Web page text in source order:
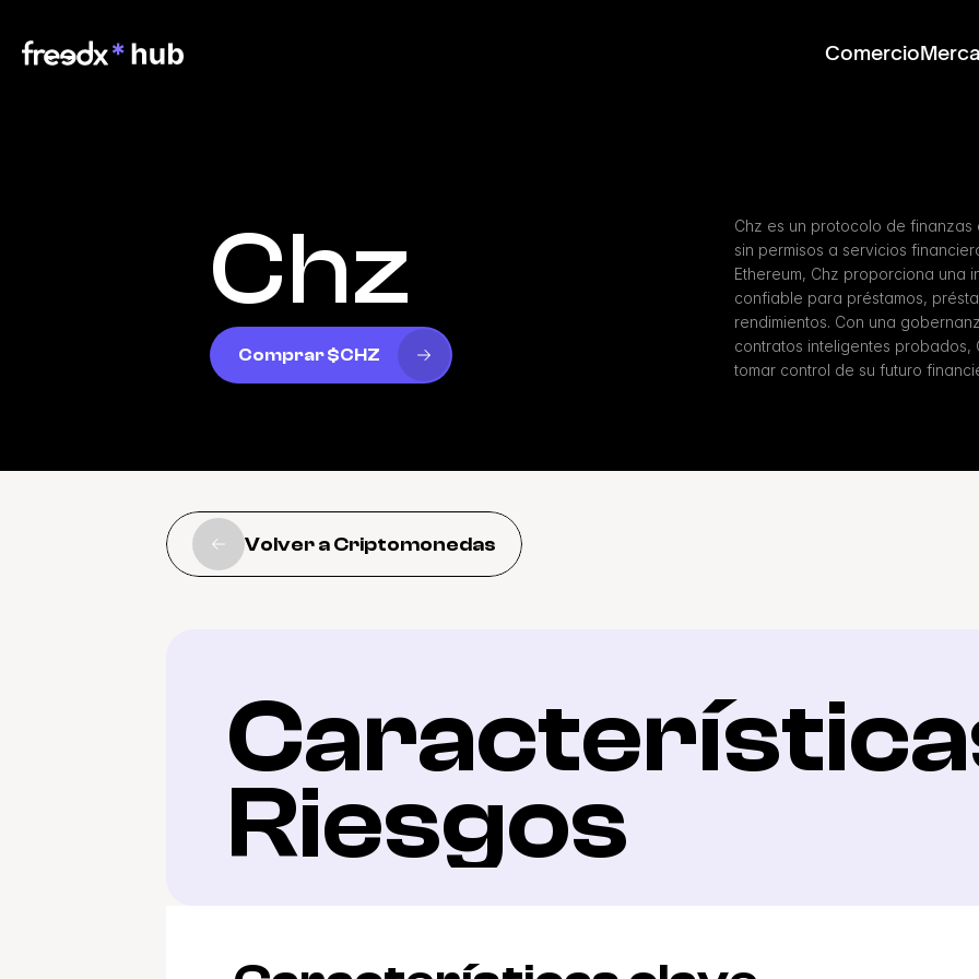
Comercio
Chz
Comprar $CHZ
Chz es un protocolo de
sin permisos a servicios
Ethereum, Chz proporciona una
confiable para préstamos,
rendimientos. Con una
contratos inteligentes
tomar control de su futuro
Volver a Criptomonedas
Riesgos